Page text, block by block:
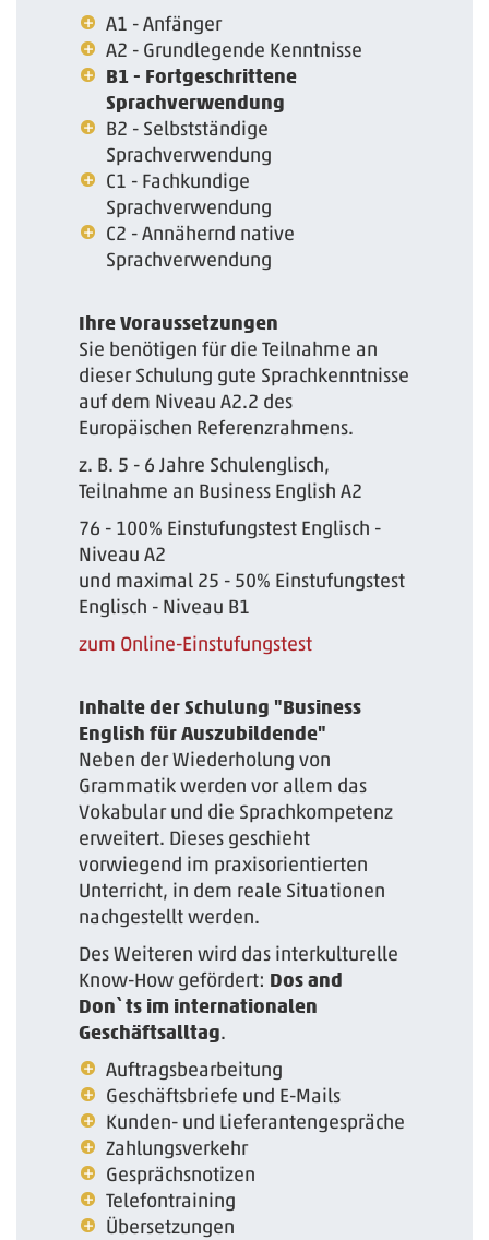
A1 - Anfänger
A2 - Grundlegende Kenntnisse
B1 - Fortgeschrittene
Sprachverwendung
B2 - Selbstständige
Sprachverwendung
C1 - Fachkundige
Sprachverwendung
C2 - Annähernd native
Sprachverwendung
Ihre Voraussetzungen
Sie benötigen für die Teilnahme an
dieser Schulung gute Sprachkenntnisse
auf dem Niveau A2.2 des
Europäischen Referenzrahmens.
z. B. 5 - 6 Jahre Schulenglisch,
Teilnahme an Business English A2
76 - 100% Einstufungstest Englisch -
Niveau A2
und maximal 25 - 50% Einstufungstest
Englisch - Niveau B1
zum Online-Einstufungstest
Inhalte der Schulung "Business
English für Auszubildende"
Neben der Wiederholung von
Grammatik werden vor allem das
Vokabular und die Sprachkompetenz
erweitert. Dieses geschieht
vorwiegend im praxisorientierten
Unterricht, in dem reale Situationen
nachgestellt werden.
Des Weiteren wird das interkulturelle
Know-How gefördert: Dos and
Don`ts im internationalen
Geschäftsalltag.
Auftragsbearbeitung­
Geschäftsbriefe und E-Mails
Kunden- und Lieferantengespräche
Zahlungsverkehr
Gesprächsnotizen
Telefontraining
Übersetzungen